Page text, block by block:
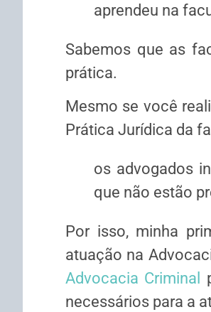
aprendeu na
Sabemos que as
prática.
Mesmo se você
Prática Jurídica da
os advogados
que não estão
Por isso, minha
atuação na
Advocacia Criminal
necessários para a